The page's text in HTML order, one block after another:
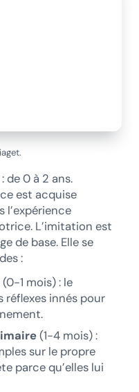
: de 0 à 2 ans.
est acquise
l’expérience
L’imitation est
de base. Elle se
:
(0-1 mois) : le
réflexes innés pour
(1-4 mois) :
sur le propre
parce qu’elles lui